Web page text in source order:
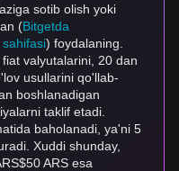
sotib olish yoki
(Bitgetda
) foydalaning.
valyutalarini, 20 dan
usullarini qo'llab-
boshlanadigan
taklif etadi.
baholanadi, ya'ni 5
Xuddi shunday,
ARS esa